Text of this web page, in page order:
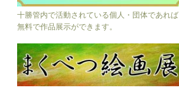
十勝管内で活動されている個人・団体であれば
無料で作品展示ができます。